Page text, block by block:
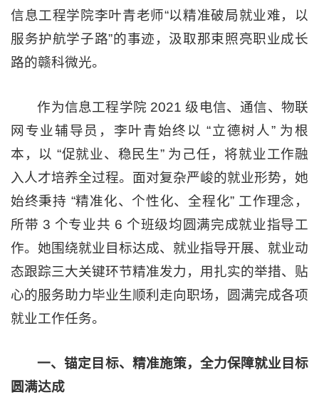
信息工程学院李叶青老师“以精准破局就业难，以
服务护航学子路”的事迹，汲取那束照亮职业成长
路的赣科微光。
作为信息工程学院 2021 级电信、通信、物联
网专业辅导员，李叶青始终以 “立德树人” 为根
本，以 “促就业、稳民生” 为己任，将就业工作融
入人才培养全过程。面对复杂严峻的就业形势，她
始终秉持 “精准化、个性化、全程化” 工作理念，
所带 3 个专业共 6 个班级均圆满完成就业指导工
作。她围绕就业目标达成、就业指导开展、就业动
态跟踪三大关键环节精准发力，用扎实的举措、贴
心的服务助力毕业生顺利走向职场，圆满完成各项
就业工作任务。
一、锚定目标、精准施策，全力保障就业目标
圆满达成